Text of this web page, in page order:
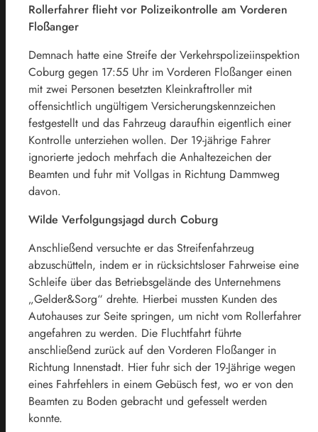
Rollerfahrer flieht vor Polizeikontrolle am Vorderen
Floßanger
Demnach hatte eine Streife der Verkehrspolizeiinspektion
Coburg gegen 17:55 Uhr im Vorderen Floßanger einen
mit zwei Personen besetzten Kleinkraftroller mit
offensichtlich ungültigem Versicherungskennzeichen
festgestellt und das Fahrzeug daraufhin eigentlich einer
Kontrolle unterziehen wollen. Der 19-jährige Fahrer
ignorierte jedoch mehrfach die Anhaltezeichen der
Beamten und fuhr mit Vollgas in Richtung Dammweg
davon.
Wilde Verfolgungsjagd durch Coburg
Anschließend versuchte er das Streifenfahrzeug
abzuschütteln, indem er in rücksichtsloser Fahrweise eine
Schleife über das Betriebsgelände des Unternehmens
„Gelder&Sorg“ drehte. Hierbei mussten Kunden des
Autohauses zur Seite springen, um nicht vom Rollerfahrer
angefahren zu werden. Die Fluchtfahrt führte
anschließend zurück auf den Vorderen Floßanger in
Richtung Innenstadt. Hier fuhr sich der 19-Jährige wegen
eines Fahrfehlers in einem Gebüsch fest, wo er von den
Beamten zu Boden gebracht und gefesselt werden
konnte.